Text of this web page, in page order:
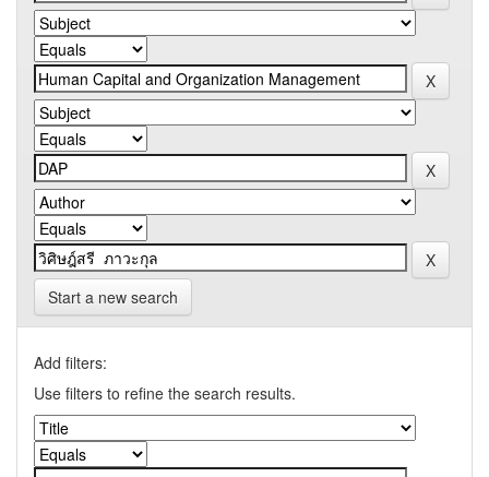
Start a new search
Add filters:
Use filters to refine the search results.